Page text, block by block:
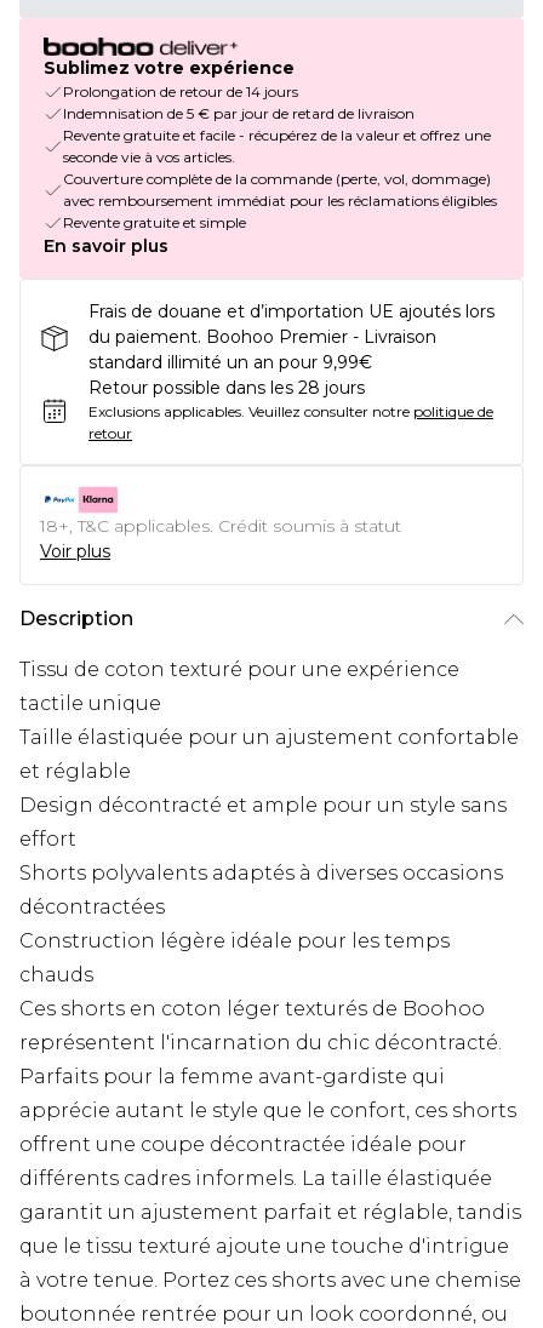
Sublimez votre expérience
Prolongation de retour de 14 jours
Indemnisation de 5 € par jour de retard de livraison
Revente gratuite et facile - récupérez de la valeur et offrez une
seconde vie à vos articles.
Couverture complète de la commande (perte, vol, dommage)
avec remboursement immédiat pour les réclamations éligibles
Revente gratuite et simple
En savoir plus
Frais de douane et d’importation UE ajoutés lors
du paiement. Boohoo Premier - Livraison
standard illimité un an pour 9,99€
Retour possible dans les 28 jours
Exclusions applicables. Veuillez consulter notre politique de
retour
18+, T&C applicables. Crédit soumis à statut
Voir plus
Description
Tissu de coton texturé pour une expérience
tactile unique
Taille élastiquée pour un ajustement confortable
et réglable
Design décontracté et ample pour un style sans
effort
Shorts polyvalents adaptés à diverses occasions
décontractées
Construction légère idéale pour les temps
chauds
Ces shorts en coton léger texturés de Boohoo
représentent l'incarnation du chic décontracté.
Parfaits pour la femme avant-gardiste qui
apprécie autant le style que le confort, ces shorts
offrent une coupe décontractée idéale pour
différents cadres informels. La taille élastiquée
garantit un ajustement parfait et réglable, tandis
que le tissu texturé ajoute une touche d'intrigue
à votre tenue. Portez ces shorts avec une chemise
boutonnée rentrée pour un look coordonné, ou